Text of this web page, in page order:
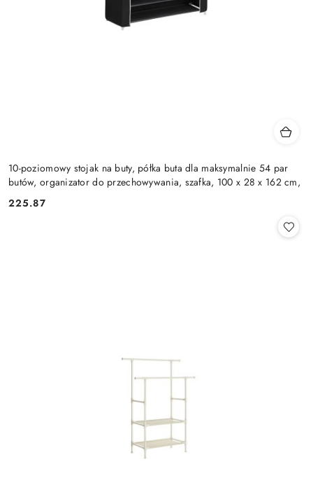
10-poziomowy stojak na buty, półka buta dla maksymalnie 54 par
butów, organizator do przechowywania, szafka, 100 x 28 x 162 cm,
Cena:
225.87